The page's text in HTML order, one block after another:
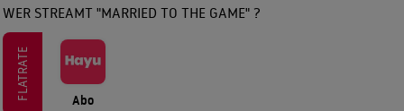
WER STREAMT "MARRIED TO THE GAME" ?
FLATRATE Abo